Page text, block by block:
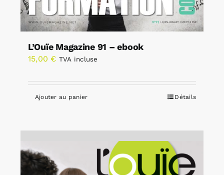
L’Ouïe Magazine 91 – ebook
15,00 € TVA incluse
Ajouter au panier Détails